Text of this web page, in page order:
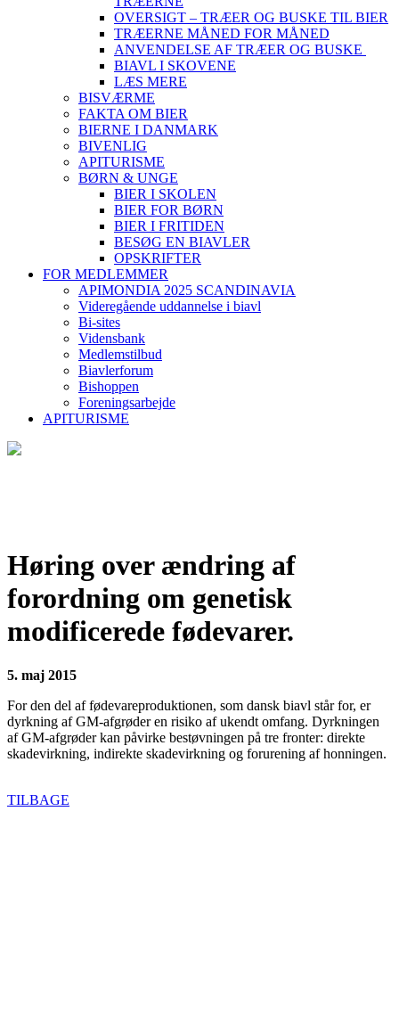
OVERSIGT – TRÆER OG BUSKE TIL BIER
TRÆERNE MÅNED FOR MÅNED
ANVENDELSE AF TRÆER OG BUSKE
BIAVL I SKOVENE
LÆS MERE
BISVÆRME
FAKTA OM BIER
BIERNE I DANMARK
BIVENLIG
APITURISME
BØRN & UNGE
BIER I SKOLEN
BIER FOR BØRN
BIER I FRITIDEN
BESØG EN BIAVLER
OPSKRIFTER
FOR MEDLEMMER
APIMONDIA 2025 SCANDINAVIA
Videregående uddannelse i biavl
Bi-sites
Vidensbank
Medlemstilbud
Biavlerforum
Bishoppen
Foreningsarbejde
APITURISME
Høring over ændring af
forordning om genetisk
modificerede fødevarer.
5. maj 2015
For den del af fødevareproduktionen, som dansk biavl står for, er
dyrkning af GM-afgrøder en risiko af ukendt omfang. Dyrkningen
af GM-afgrøder kan påvirke bestøvningen på tre fronter: direkte
skadevirkning, indirekte skadevirkning og forurening af honningen.
TILBAGE